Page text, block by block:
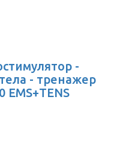
-
- тренажер